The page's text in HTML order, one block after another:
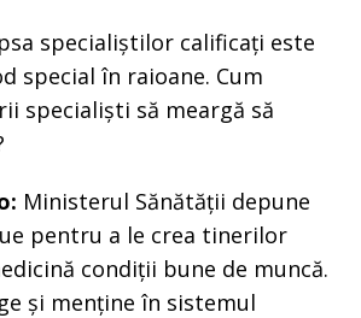
specialiștilor calificați este
special în raioane. Cum
specialiști să meargă să
Ministerul Sănătății depune
pentru a le crea tinerilor
condiții bune de muncă.
și menține în sistemul